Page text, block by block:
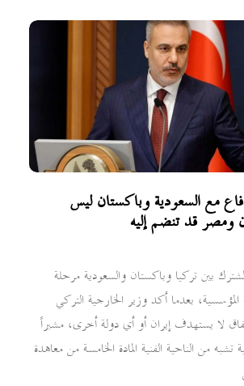
مع السعودية وباكستان ليس
ومصر قد تنضم إليه
بين تركيا وباكستان والسعودية مرحلة
بعدما أكد وزير الخارجية التركي
لا يستهدف إيران أو أي دولة أخرى، مشيراً
تشبه من الناحية الفنية المادة الخامسة من معاهدة